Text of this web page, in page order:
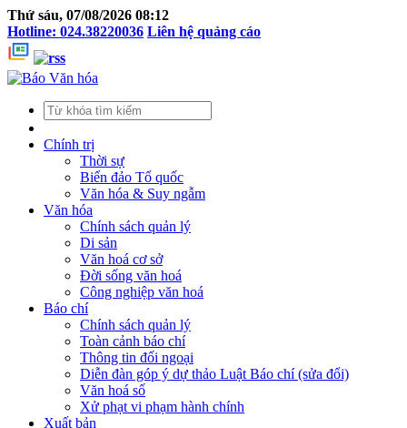
Thứ sáu, 07/08/2026 08:12
Hotline: 024.38220036 Liên hệ quảng cáo
Chính trị
Thời sự
Biển đảo Tổ quốc
Văn hóa & Suy ngẫm
Văn hóa
Chính sách quản lý
Di sản
Văn hoá cơ sở
Đời sống văn hoá
Công nghiệp văn hoá
Báo chí
Chính sách quản lý
Toàn cảnh báo chí
Thông tin đối ngoại
Diễn đàn góp ý dự thảo Luật Báo chí (sửa đổi)
Văn hoá số
Xử phạt vi phạm hành chính
Xuất bản